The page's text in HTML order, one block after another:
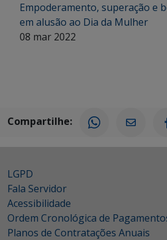
Empoderamento, superação e
em alusão ao Dia da Mulher
08 mar 2022
Compartilhe:
LGPD
Fala Servidor
Acessibilidade
Ordem Cronológica de
Planos de Contratações Anuais